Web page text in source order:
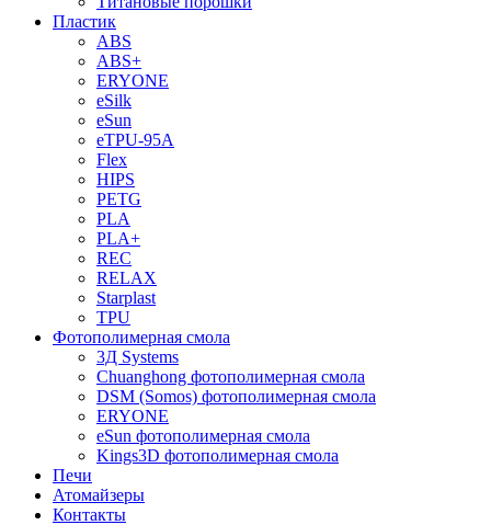
Пластик
ABS
ABS+
ERYONE
eSilk
eSun
eTPU-95A
Flex
HIPS
PETG
PLA
PLA+
REC
RELAX
Starplast
TPU
Фотополимерная смола
3Д Systems
Chuanghong фотополимерная смола
DSM (Somos) фотополимерная смола
ERYONE
eSun фотополимерная смола
Kings3D фотополимерная смола
Печи
Атомайзеры
Контакты